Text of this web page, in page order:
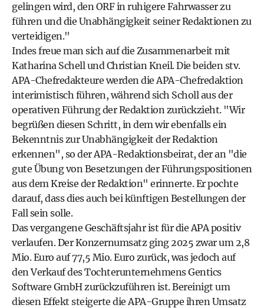
gelingen wird, den ORF in ruhigere Fahrwasser zu
führen und die Unabhängigkeit seiner Redaktionen zu
verteidigen."
Indes freue man sich auf die Zusammenarbeit mit
Katharina Schell und Christian Kneil. Die beiden stv.
APA-Chefredakteure werden die APA-Chefredaktion
interimistisch führen, während sich Scholl aus der
operativen Führung der Redaktion zurückzieht. "Wir
begrüßen diesen Schritt, in dem wir ebenfalls ein
Bekenntnis zur Unabhängigkeit der Redaktion
erkennen", so der APA-Redaktionsbeirat, der an "die
gute Übung von Besetzungen der Führungspositionen
aus dem Kreise der Redaktion" erinnerte. Er pochte
darauf, dass dies auch bei künftigen Bestellungen der
Fall sein solle.
Das vergangene Geschäftsjahr ist für die APA positiv
verlaufen. Der Konzernumsatz ging 2025 zwar um 2,8
Mio. Euro auf 77,5 Mio. Euro zurück, was jedoch auf
den Verkauf des Tochterunternehmens Gentics
Software GmbH zurückzuführen ist. Bereinigt um
diesen Effekt steigerte die APA-Gruppe ihren Umsatz